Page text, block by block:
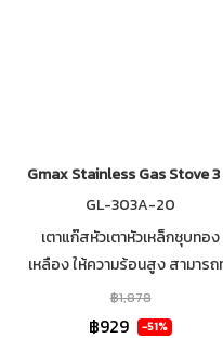
Gmax Stainless Gas Stove
GL-303A-20
เตาแก๊สหัวเตาหัวเหล็กชุบทอง
เหลือง ให้ความร้อนสูง สามารถ
อาหารได้รวดเร็ว วัสดุตัวเตาส
แตนเลส แข็งแรง ทนทาน ไม่เป็น
฿1,878
฿929 -51%